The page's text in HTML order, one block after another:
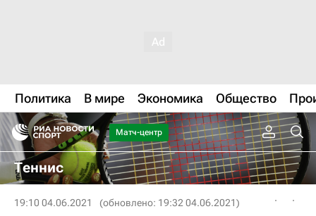
Политика В мире Экономика Общество
Матч-центр
Теннис
19:10 04.06.2021 (обновлено: 19:32 04.06.2021)